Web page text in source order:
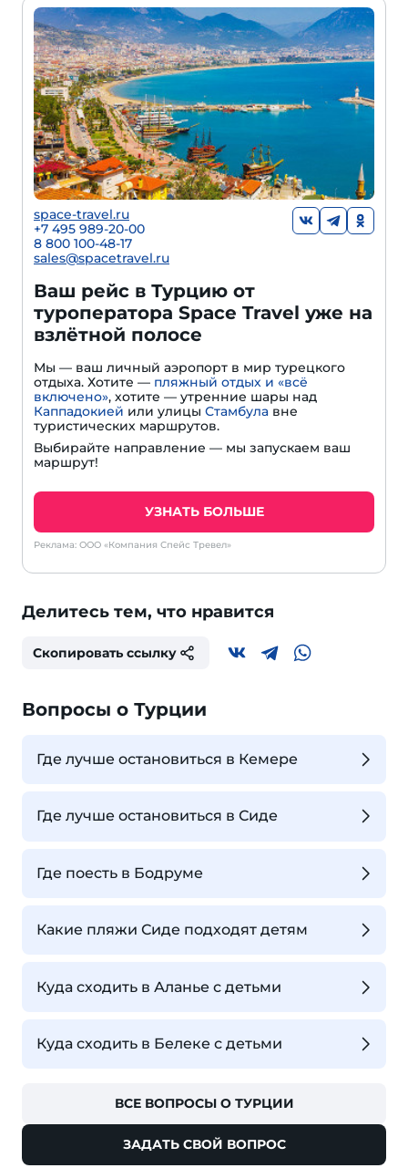
space-travel.ru
+7 495 989-20-00
8 800 100-48-17
sales@spacetravel.ru
Ваш рейс в Турцию от
туроператора Space Travel уже на
взлётной полосе
Мы — ваш личный аэропорт в мир турецкого
отдыха. Хотите — пляжный отдых и «всё
включено», хотите — утренние шары над
Каппадокией или улицы Стамбула вне
туристических маршрутов.
Выбирайте направление — мы запускаем ваш
маршрут!
УЗНАТЬ БОЛЬШЕ
Реклама: ООО «Компания Спейс Тревел»
Делитесь тем, что нравится
Скопировать ссылку
Вопросы о Турции
Где лучше остановиться в Кемере
Где лучше остановиться в Сиде
Где поесть в Бодруме
Какие пляжи Сиде подходят детям
Куда сходить в Аланье с детьми
Куда сходить в Белеке с детьми
ВСЕ ВОПРОСЫ О ТУРЦИИ
ЗАДАТЬ СВОЙ ВОПРОС